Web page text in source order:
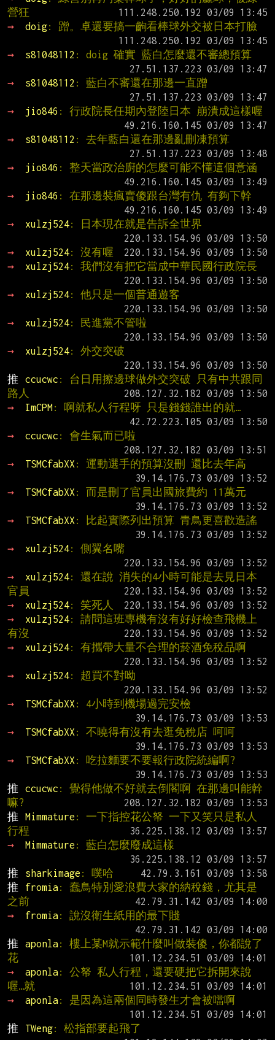
營狂
→
doig: 蹭。卓還要搞一齣看棒球外交被日本打臉
→
s81048112 : doig 確實 藍白怎麼還不審總預算
→
s81048112 : 藍白不審還在那邊一直蹭
→
jio846 : 行政院長任期內登陸日本 崩潰成這樣喔
→
s81048112 : 去年藍白還在那邊亂刪凍預算
→
jio846 : 整天當政治廚的怎麼可能不懂這個意涵
→
jio846 : 在那邊裝瘋賣傻跟台灣有仇 有夠下幹
→
xulzj524: 日本現在就是告訴全世界
→
xulzj524: 沒有喔
→
xulzj524: 我們沒有把它當成中華民國行政院長
→
xulzj524: 他只是一個普通遊客
→
xulzj524: 民進黨不管啦
→
xulzj524: 外交突破
推
ccucwc : 台日用擦邊球做外交突破 只有中共跟同
路人
→
ImCPM: 啊就私人行程呀 只是錢錢誰出的就…
→
ccucwc : 會生氣而已啦
→
TSMCfabXX : 運動選手的預算沒刪 還比去年高
→
TSMCfabXX : 而是刪了官員出國旅費約 11萬元
→
TSMCfabXX : 比起實際列出預算 青鳥更喜歡造謠
→
xulzj524: 側翼名嘴
→
xulzj524: 還在說 消失的4小時可能是去見日本
官員
→
xulzj524: 笑死人
→
xulzj524: 請問這班專機有沒有好好檢查飛機上
有沒
→
xulzj524: 有攜帶大量不合理的菸酒免稅品啊
→
xulzj524: 超買不對呦
→
TSMCfabXX : 4小時到機場過完安檢
→
TSMCfabXX : 不曉得有沒有去逛免稅店 呵呵
→
TSMCfabXX : 吃拉麵要不要報行政院統編啊?
推
ccucwc : 覺得他做不好就去倒閣啊 在那邊叫能幹
嘛?
推
Mimmature : 一下指控花公帑 一下又笑只是私人
行程
→
Mimmature : 藍白怎麼廢成這樣
推
sharkimage : 噗哈
推
fromia: 蠢鳥特別愛浪費大家的納稅錢，尤其是
之前
→
fromia: 說沒衛生紙用的最下賤
推
aponla: 樓上某M就示範什麼叫做裝傻，你都說了
花
→
aponla: 公帑 私人行程，還要硬把它拆開來說
喔…就
→
aponla: 是因為這兩個同時發生才會被噹啊
推
TWeng: 松指部要起飛了